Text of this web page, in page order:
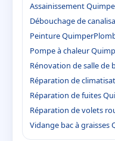
Assainissement
Débouchage de
Peinture Quimper
Pompe à chaleur
Rénovation de salle de
Réparation de
Réparation de fuites
Réparation de volets
Vidange bac à graisses